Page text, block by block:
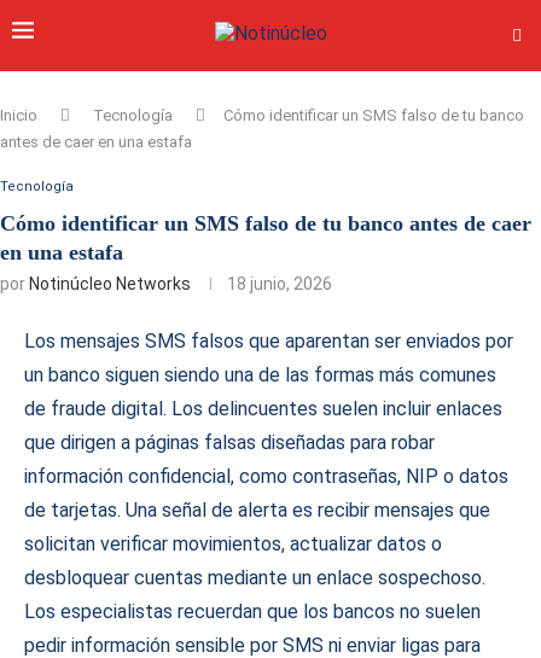
Inicio Tecnología
Cómo identificar un SMS falso de tu banco
antes de caer en una estafa
Tecnología
Cómo identificar un SMS falso de tu banco antes de caer
en una estafa
por Notinúcleo Networks 18 junio, 2026
Los mensajes SMS falsos que aparentan ser enviados por
un banco siguen siendo una de las formas más comunes
de fraude digital. Los delincuentes suelen incluir enlaces
que dirigen a páginas falsas diseñadas para robar
información confidencial, como contraseñas, NIP o datos
de tarjetas. Una señal de alerta es recibir mensajes que
solicitan verificar movimientos, actualizar datos o
desbloquear cuentas mediante un enlace sospechoso.
Los especialistas recuerdan que los bancos no suelen
pedir información sensible por SMS ni enviar ligas para